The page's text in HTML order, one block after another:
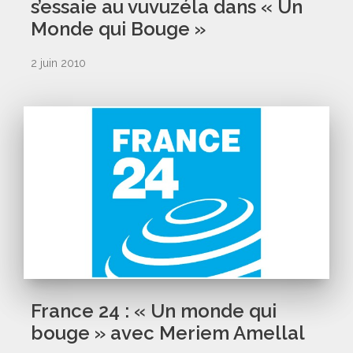
s’essaie au vuvuzéla dans « Un
Monde qui Bouge »
2 juin 2010
France 24 : « Un monde qui
bouge » avec Meriem Amellal